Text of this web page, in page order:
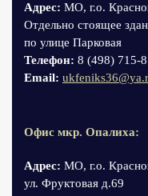
Адрес: МО, г.о.
Отдельно стоящее
по улице Парковая
Телефон: 8 (498) 715-
Email:
Офис мкр. Опалиха:
Адрес: МО, г.о.
ул. Фруктовая д.69